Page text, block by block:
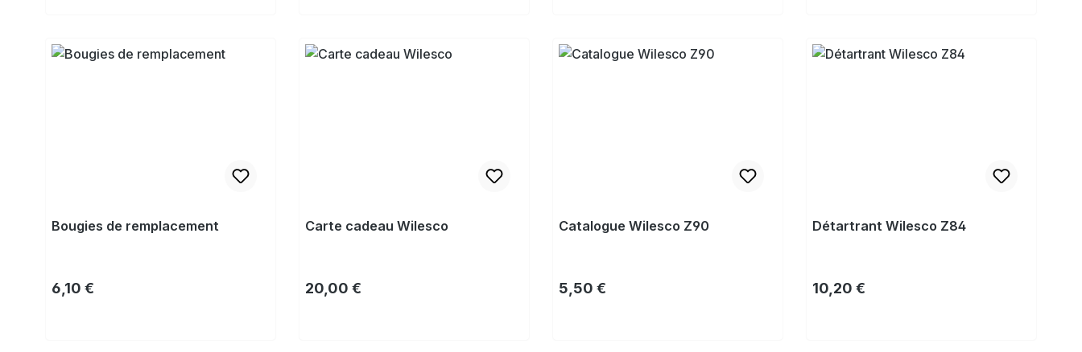
Bougies de remplacement
Prix régulier :
6,10 €
Carte cadeau Wilesco
Prix régulier :
20,00 €
Catalogue Wilesco Z90
Prix régulier :
5,50 €
Détartrant Wilesco Z84
Prix régulier :
10,20 €